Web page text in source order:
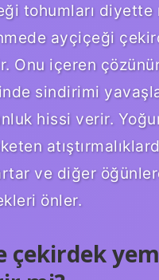
tohumları diyette
ayçiçeği
Onu içeren
sindirimi
hissi verir.
ve diğer
önler.
çekirdek